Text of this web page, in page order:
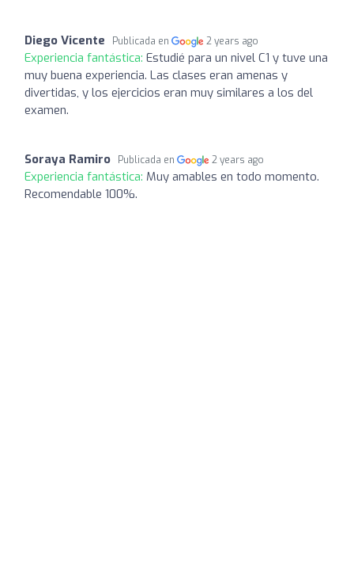
Diego Vicente Publicada en 2 years ago
Experiencia fantástica: Estudié para un nivel C1 y tuve una
muy buena experiencia. Las clases eran amenas y
divertidas, y los ejercicios eran muy similares a los del
examen.
Soraya Ramiro Publicada en 2 years ago
Experiencia fantástica: Muy amables en todo momento.
Recomendable 100%.